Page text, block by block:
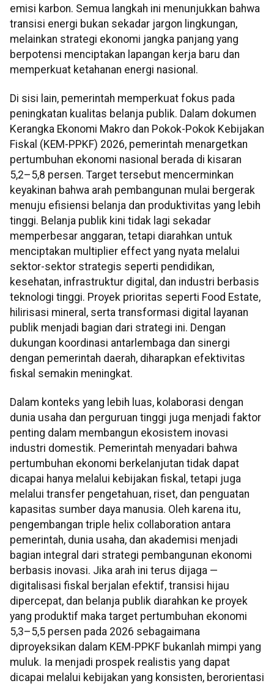
emisi karbon. Semua langkah ini menunjukkan bahwa
transisi energi bukan sekadar jargon lingkungan,
melainkan strategi ekonomi jangka panjang yang
berpotensi menciptakan lapangan kerja baru dan
memperkuat ketahanan energi nasional.
Di sisi lain, pemerintah memperkuat fokus pada
peningkatan kualitas belanja publik. Dalam dokumen
Kerangka Ekonomi Makro dan Pokok-Pokok Kebijakan
Fiskal (KEM-PPKF) 2026, pemerintah menargetkan
pertumbuhan ekonomi nasional berada di kisaran
5,2–5,8 persen. Target tersebut mencerminkan
keyakinan bahwa arah pembangunan mulai bergerak
menuju efisiensi belanja dan produktivitas yang lebih
tinggi. Belanja publik kini tidak lagi sekadar
memperbesar anggaran, tetapi diarahkan untuk
menciptakan multiplier effect yang nyata melalui
sektor-sektor strategis seperti pendidikan,
kesehatan, infrastruktur digital, dan industri berbasis
teknologi tinggi. Proyek prioritas seperti Food Estate,
hilirisasi mineral, serta transformasi digital layanan
publik menjadi bagian dari strategi ini. Dengan
dukungan koordinasi antarlembaga dan sinergi
dengan pemerintah daerah, diharapkan efektivitas
fiskal semakin meningkat.
Dalam konteks yang lebih luas, kolaborasi dengan
dunia usaha dan perguruan tinggi juga menjadi faktor
penting dalam membangun ekosistem inovasi
industri domestik. Pemerintah menyadari bahwa
pertumbuhan ekonomi berkelanjutan tidak dapat
dicapai hanya melalui kebijakan fiskal, tetapi juga
melalui transfer pengetahuan, riset, dan penguatan
kapasitas sumber daya manusia. Oleh karena itu,
pengembangan triple helix collaboration antara
pemerintah, dunia usaha, dan akademisi menjadi
bagian integral dari strategi pembangunan ekonomi
berbasis inovasi. Jika arah ini terus dijaga —
digitalisasi fiskal berjalan efektif, transisi hijau
dipercepat, dan belanja publik diarahkan ke proyek
yang produktif maka target pertumbuhan ekonomi
5,3–5,5 persen pada 2026 sebagaimana
diproyeksikan dalam KEM-PPKF bukanlah mimpi yang
muluk. Ia menjadi prospek realistis yang dapat
dicapai melalui kebijakan yang konsisten, berorientasi